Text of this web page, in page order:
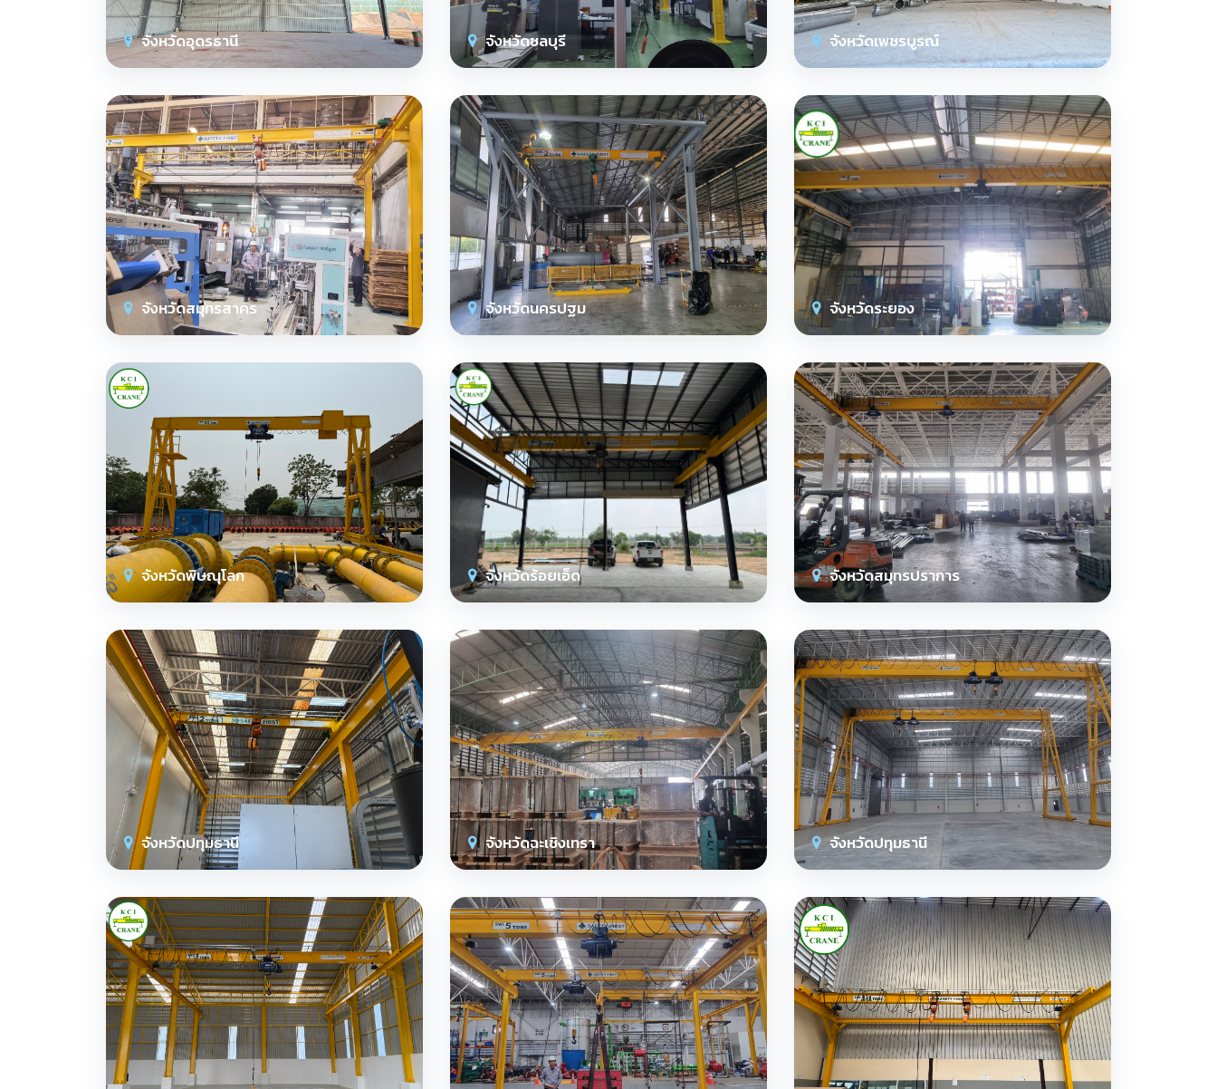
จังหวัดอุดรธานี จังหวัดชลบุรี จังหวัดเพชรบูรณ์
จังหวัดสมุทรสาคร จังหวัดนครปฐม จังหวัดระยอง
จังหวัดพิษณุโลก จังหวัดร้อยเอ็ด จังหวัดสมุทรปราการ
จังหวัดปทุมธานี จังหวัดฉะเชิงเทรา จังหวัดปทุมธานี